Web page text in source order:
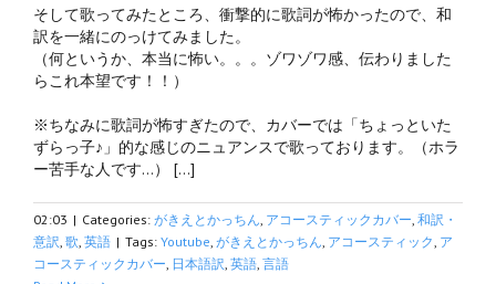
そして歌ってみたところ、衝撃的に歌詞が怖かったので、和
訳を一緒にのっけてみました。
（何というか、本当に怖い。。。ゾワゾワ感、伝わりました
らこれ本望です！！）
※ちなみに歌詞が怖すぎたので、カバーでは「ちょっといた
ずらっ子♪」的な感じのニュアンスで歌っております。（ホラ
ー苦手な人です…） […]
02:03 | Categories: がきえとかっちん, アコースティックカバー, 和訳・
意訳, 歌, 英語 | Tags: Youtube, がきえとかっちん, アコースティック, ア
コースティックカバー, 日本語訳, 英語, 言語